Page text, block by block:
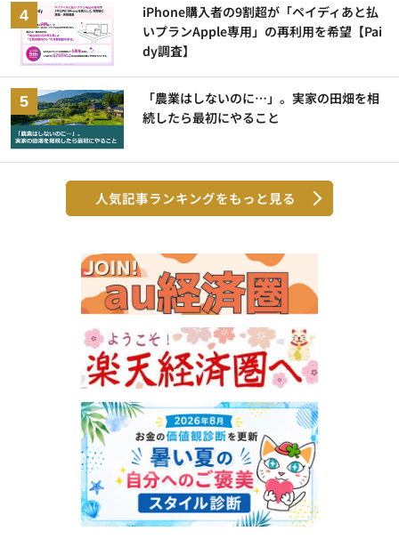
iPhone購入者の9割超が「ペイディあと払
いプランApple専用」の再利用を希望【Pai
dy調査】
「農業はしないのに…」。実家の田畑を相
続したら最初にやること
人気記事ランキングをもっと見る